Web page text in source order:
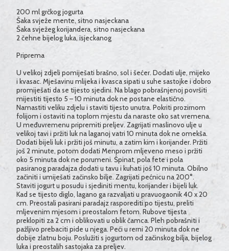
200 ml grčkog jogurta
Šaka svježe mente, sitno nasjeckana
Šaka svježeg korijandera, sitno nasjeckana
2 čehne bijelog luka, isjeckanog
Priprema
U velikoj zdjeli pomiješati brašno, sol i šećer. Dodati ulje, mijeko
i kvasac. Mješavinu mlijeka i kvasca sipati u suhe sastojke i dobro
promiješati da se tijesto sjedini. Na blago pobrašnjenoj površiti
mijestiti tijesto 5 – 10 minuta dok ne postane elastično.
Namastiti veliku zdjelu i staviti tijesto unutra. Pokriti prozirnom
folijom i ostaviti na toplom mjestu da naraste oko sat vremena.
U međuvremenu pripremiti preljev. Zagrijati maslinovo ulje u
velikoj tavi i pržiti luk na laganoj vatri 10 minuta dok ne omekša.
Dodati bijeli luk i pržiti još minutu, a zatim kim i korijander. Pržiti
još 2 minute, potom dodati Menprom mljeveno meso i pržiti
oko 5 minuta dok ne porumeni. Špinat, pola fete i pola
pasiranog paradajza dodati u tavu i kuhati još 10 minuta. Obilno
začiniti i umiješati začinsko bilje. Zagrijati pećnicu na 200°.
Staviti jogurt u posudu i sjediniti mentu, korijander i bijeli luk.
Kad se tijesto diglo, lagano ga razvaljati u pravuogaonik 40 x 20
cm. Preostali pasirani paradajz rasporediti po tijestu, preliti
mljevenim mjesom i preostalom fetom. Rubove tijesta
preklopiti za 2 cm i oblikovati u oblik čamca. Pleh pobrašniti i
pažljivo prebaciti pide u njega. Peći u rerni 20 minuta dok ne
dobije zlatnu boju. Poslužiti s jogurtom od začinskog bilja, bijelog
luka i preostalih sastojaka za preljev.